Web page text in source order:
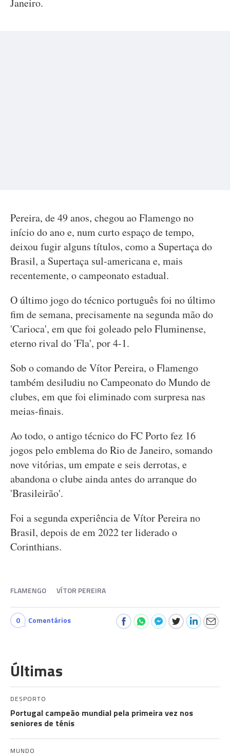
Janeiro.
Pereira, de 49 anos, chegou ao Flamengo no
início do ano e, num curto espaço de tempo,
deixou fugir alguns títulos, como a Supertaça do
Brasil, a Supertaça sul-americana e, mais
recentemente, o campeonato estadual.
O último jogo do técnico português foi no último
fim de semana, precisamente na segunda mão do
'Carioca', em que foi goleado pelo Fluminense,
eterno rival do 'Fla', por 4-1.
Sob o comando de Vítor Pereira, o Flamengo
também desiludiu no Campeonato do Mundo de
clubes, em que foi eliminado com surpresa nas
meias-finais.
Ao todo, o antigo técnico do FC Porto fez 16
jogos pelo emblema do Rio de Janeiro, somando
nove vitórias, um empate e seis derrotas, e
abandona o clube ainda antes do arranque do
'Brasileirão'.
Foi a segunda experiência de Vítor Pereira no
Brasil, depois de em 2022 ter liderado o
Corinthians.
FLAMENGO VÍTOR PEREIRA
0 Comentários
Últimas
DESPORTO
Portugal campeão mundial pela primeira vez nos
seniores de ténis
MUNDO